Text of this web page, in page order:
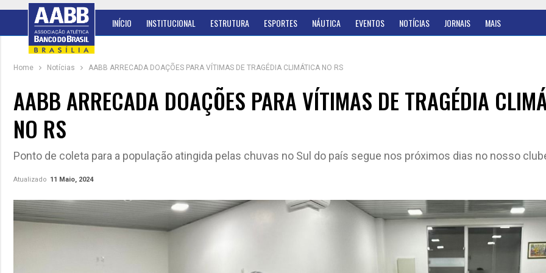
INÍCIO INSTITUCIONAL ESTRUTURA ESPORTES NÁUTICA EVENTOS NOTÍCIAS JORNAIS MAIS
Home Notícias AABB ARRECADA DOAÇÕES PARA VÍTIMAS DE TRAGÉDIA CLIMÁTICA NO RS
AABB ARRECADA DOAÇÕES PARA VÍTIMAS DE TRAGÉDIA
NO RS
Ponto de coleta para a população atingida pelas chuvas no Sul do país segue nos próximos dias no nosso
Atualizado 11 Maio, 2024